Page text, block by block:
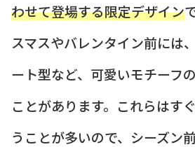
わせて登場する限定デザイン
スマスやバレンタイン前には
ート型など、可愛いモチーフ
ことがあります。これらはす
うことが多いので、シーズン